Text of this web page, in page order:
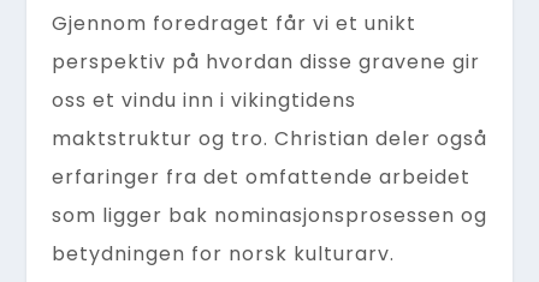
Gjennom foredraget får vi et unikt
perspektiv på hvordan disse gravene gir
oss et vindu inn i vikingtidens
maktstruktur og tro. Christian deler også
erfaringer fra det omfattende arbeidet
som ligger bak nominasjonsprosessen og
betydningen for norsk kulturarv.